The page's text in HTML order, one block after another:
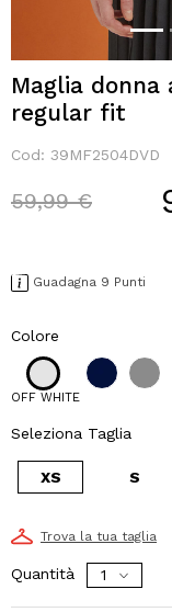
Maglia
regular fit
Cod: 39MF2504DVD
Price reduced
59,99 €to
Guadagna 9 Punti
Colore
OFF WHITE
Seleziona Taglia
XS S
Trova la tua taglia
Quantità